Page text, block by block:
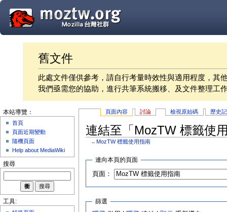
舊文件
此處文件僅供參考，請自行考量時效性與適用程度，其
我們亟需您的協助，進行共筆系統搬移、及文件整理工
頁面內容 討論 檢視原始碼 歷史
連結至「MozTW 標籤使
← MozTW 標籤使用指南
連向本頁的頁面
頁面：
篩選
本站導覽：
首頁
頁面近期變動
隨機頁面
Help about MediaWiki
搜尋
工具: